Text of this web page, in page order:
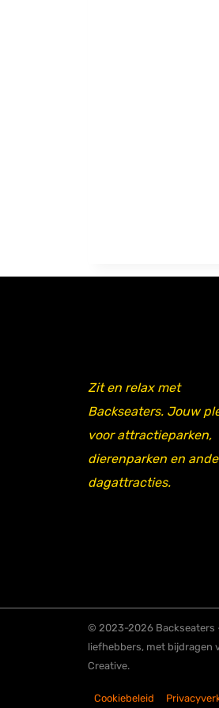
Zit en relax met
Backseaters. Jouw
voor attractieparken,
dierenparken en
dagattracties.
© 2023-2026 Backseaters
liefhebbers, met bijdragen
Creative.
Cookiebeleid